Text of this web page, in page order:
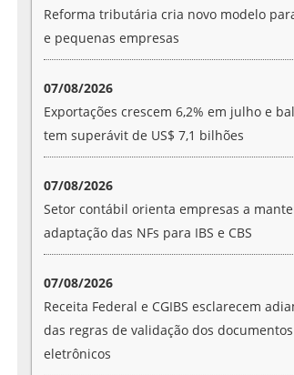
Reforma tributária cria novo modelo
e pequenas empresas
07/08/2026
Exportações crescem 6,2% em julho e
tem superávit de US$ 7,1 bilhões
07/08/2026
Setor contábil orienta empresas a
adaptação das NFs para IBS e CBS
07/08/2026
Receita Federal e CGIBS esclarecem
das regras de validação dos
eletrônicos